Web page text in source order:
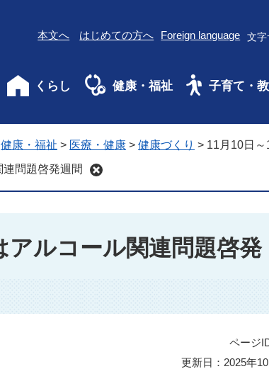
本文へ はじめての方へ Foreign language 文
くらし 健康・福祉 子育て・
健康・福祉 > 医療・健康 > 健康づくり > 11月10日
問題啓発週間
アルコール関連問題啓発
ページ
更新日：2025年